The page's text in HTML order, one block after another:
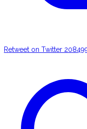
Retweet on Twitter